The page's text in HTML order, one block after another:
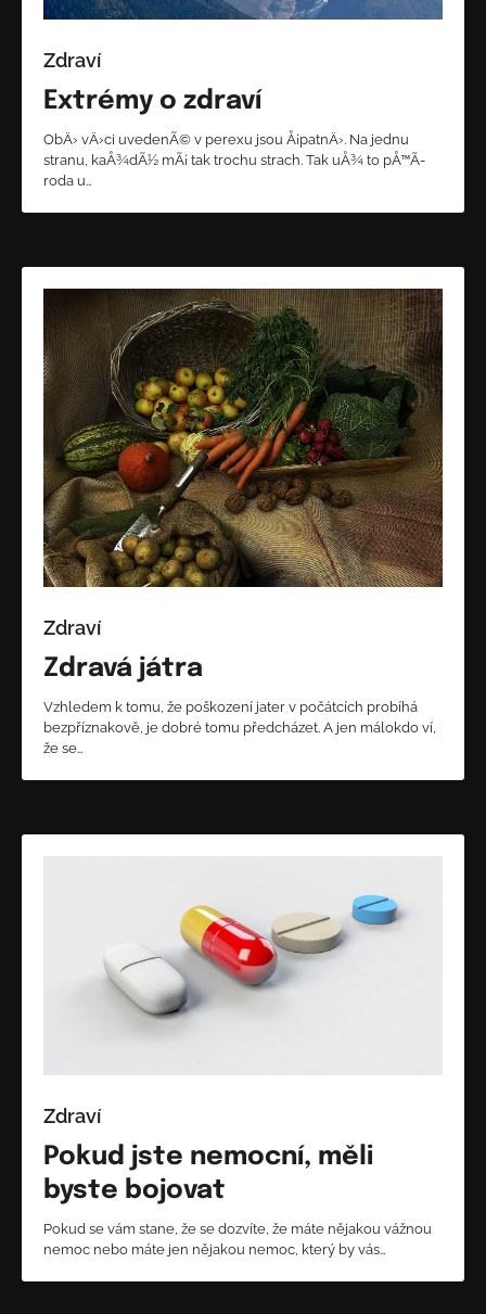
Zdraví
Extrémy o zdraví
ObÄ› vÄ›ci uvedenÃ© v perexu jsou Å¡patnÄ›. Na jednu
stranu, kaÅ¾dÃ½ mÃ¡ tak trochu strach. Tak uÅ¾ to pÅ™Ã­
roda u…
Zdraví
Zdravá játra
Vzhledem k tomu, že poškození jater v počátcích probíhá
bezpříznakově, je dobré tomu předcházet. A jen málokdo ví,
že se…
Zdraví
Pokud jste nemocní, měli
byste bojovat
Pokud se vám stane, že se dozvíte, že máte nějakou vážnou
nemoc nebo máte jen nějakou nemoc, který by vás…